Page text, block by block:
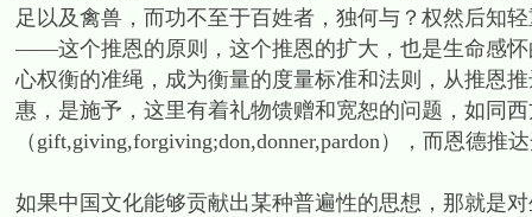
足以及禽兽，而功不至于百姓者，独何与？权然后知
——这个推恩的原则，这个推恩的扩大，也是生命感
心权衡的准绳，成为衡量的度量标准和法则，从推恩
惠，是施予，这里有着礼物馈赠和宽恕的问题，如同
（gift,giving,forgiving;don,donner,pardon），而恩德
如果中国文化能够贡献出某种普遍性的思想，那就是